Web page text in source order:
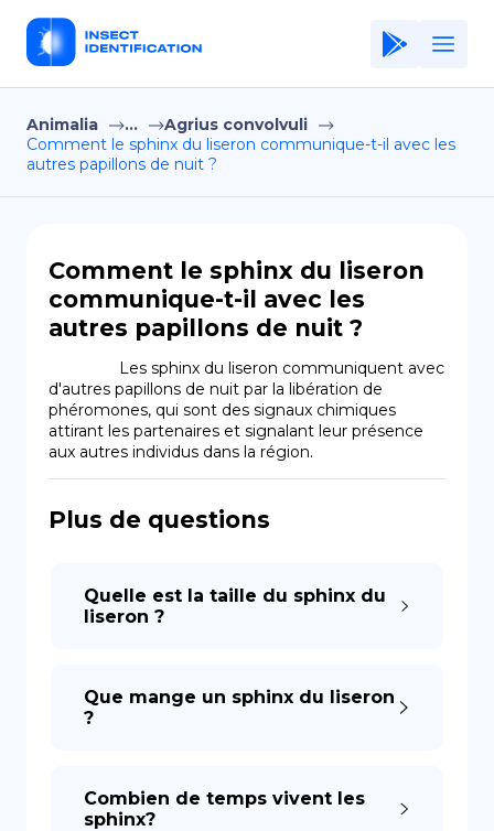
Home
Application
Privacy Policy
FR
EN
ES
Animalia ...
Agrius convolvuli
Comment le sphinx du liseron communique-t-il avec les
autres papillons de nuit ?
Comment le sphinx du liseron
communique-t-il avec les
autres papillons de nuit ?
d'autres papillons de nuit par la libération de
phéromones, qui sont des signaux chimiques
attirant les partenaires et signalant leur présence
aux autres individus dans la région.
Plus de questions
Quelle est la taille du sphinx du
liseron ?
Que mange un sphinx du liseron
?
Combien de temps vivent les
sphinx?